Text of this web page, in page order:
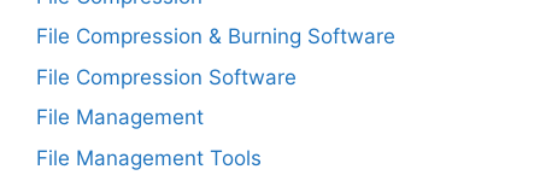
File Compression & Burning Software
File Compression Software
File Management
File Management Tools